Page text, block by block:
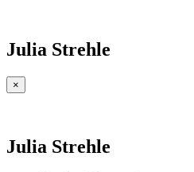
Julia Strehle
×
Julia Strehle